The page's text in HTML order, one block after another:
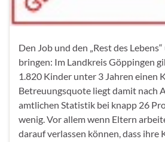
Den Job und den „Rest des
bringen: Im Landkreis Göppingen
1.820 Kinder unter 3 Jahren einen
Betreuungsquote liegt damit nach
amtlichen Statistik bei knapp 26
wenig. Vor allem wenn Eltern
darauf verlassen können, dass ihre